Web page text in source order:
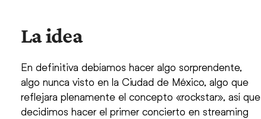
La idea
En definitiva debíamos hacer algo sorprendente,
algo nunca visto en la Ciudad de México, algo que
reflejara plenamente el concepto «rockstar», así que
decidimos hacer el primer concierto en streaming